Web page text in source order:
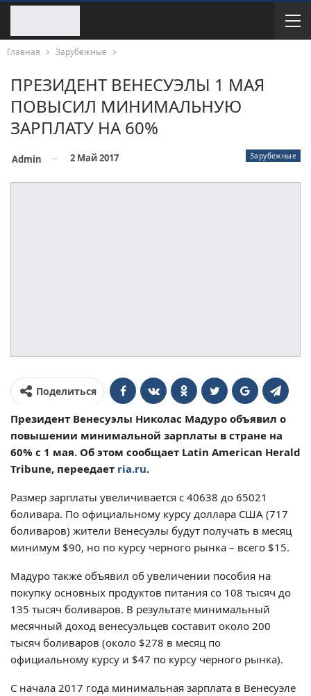
Главная Зарубежные
ПРЕЗИДЕНТ ВЕНЕСУЭЛЫ 1 МАЯ
ПОВЫСИЛ МИНИМАЛЬНУЮ
ЗАРПЛАТУ НА 60%
Зарубежные
Admin 2 Май 2017
Поделиться
Президент Венесуэлы Николас Мадуро объявил о
повышении минимальной зарплаты в стране на
60% с 1 мая. Об этом сообщает Latin American Herald
Tribune, переедает ria.ru.
Размер зарплаты увеличивается с 40638 до 65021
боливара. По официальному курсу доллара США (717
боливаров) жители Венесуэлы будут получать в месяц
минимум $90, но по курсу черного рынка – всего $15.
Мадуро также объявил об увеличении пособия на
покупку основных продуктов питания со 108 тысяч до
135 тысяч боливаров. В результате минимальный
месячный доход венесуэльцев составит около 200
тысяч боливаров (около $278 в месяц по
официальному курсу и $47 по курсу черного рынка).
С начала 2017 года минимальная зарплата в Венесуэле